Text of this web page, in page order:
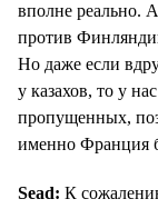
вполне реально.
против
Но даже если
у казахов, то у
пропущенных,
именно Франция
Sead: К